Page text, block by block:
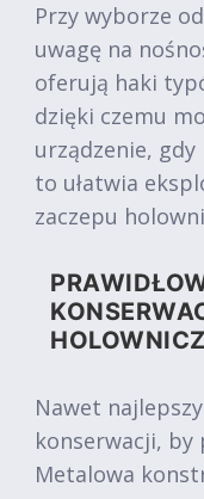
Przy wyborze
uwagę na
oferują haki
dzięki czemu
urządzenie,
to ułatwia
zaczepu
Nawet
konserwacji, by
Metalowa